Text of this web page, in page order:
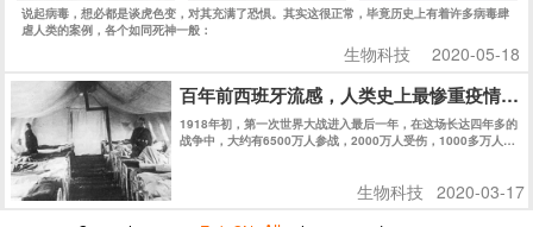
说起病毒，想必都是谈虎色变，对其充满了恐惧。其实这很正常，毕竟历史上有着许多病毒肆
虐人类的案例，各个如同死神一般：
生物科技 2020-05-18
百年前西班牙流感，人类史上最惨重疫情，
1918年初，第一次世界大战进入最后一年，在这场长达四年多的
战争中，大约有6500万人参战，2000万人受伤，1000多万人丧
生物科技 2020-03-17